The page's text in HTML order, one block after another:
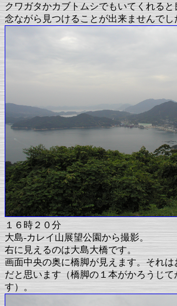
クワガタかカブトムシでもいてくれる
念ながら見つけることが出来ませんでし
１６時２０分
大島-カレイ山展望公園から撮影。
右に見えるのは大島大橋です。
画面中央の奥に橋脚が見えます。それ
だと思います（橋脚の１本がかろうじ
す）。